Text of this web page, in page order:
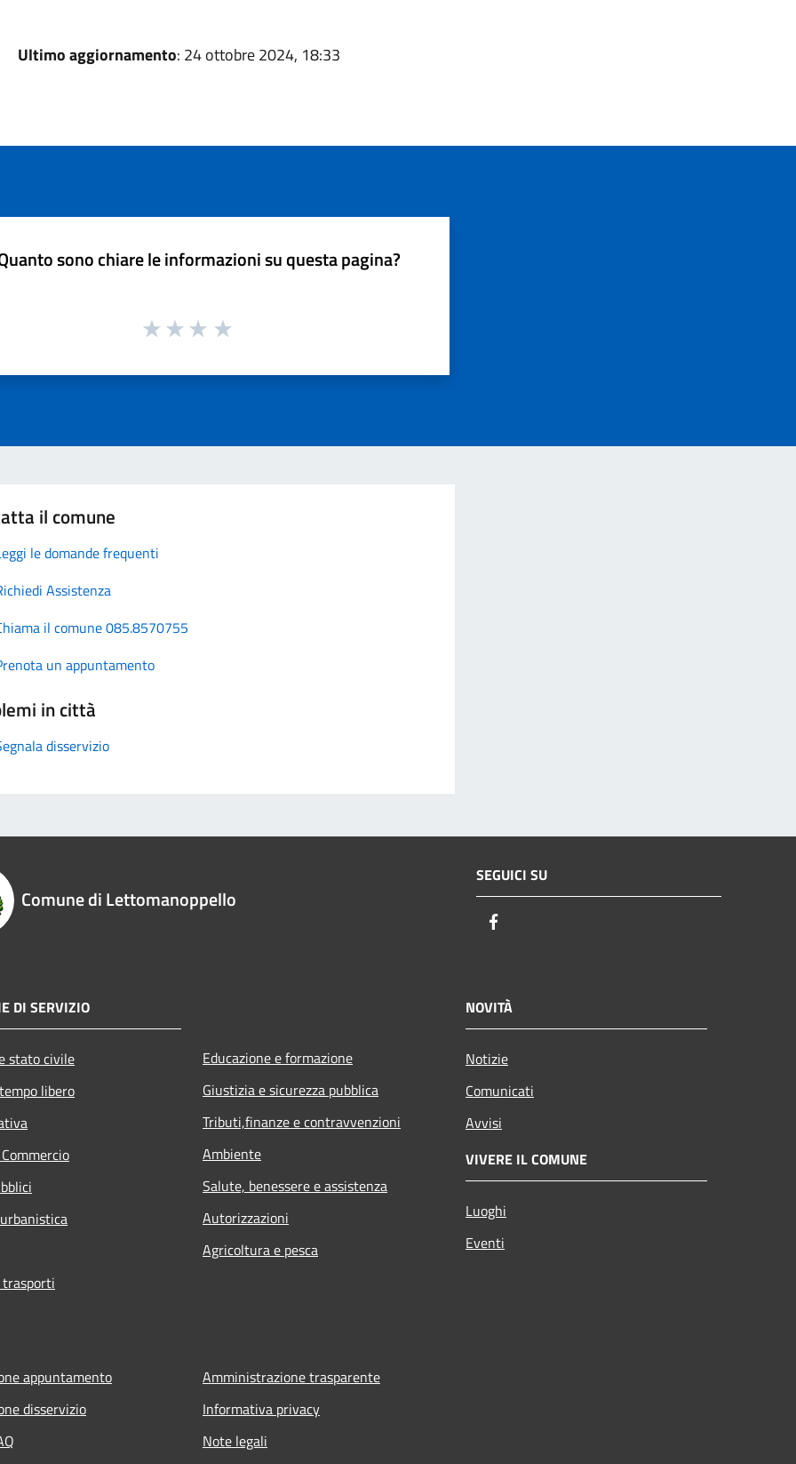
Ultimo aggiornamento: 24 ottobre 2024, 18:33
sono chiare le informazioni su questa pagina?
il comune
le domande frequenti
Assistenza
il comune 085.8570755
un appuntamento
in città
disservizio
Comune di Lettomanoppello
SEGUICI SU
DI SERVIZIO
stato civile
libero
Educazione e formazione
Giustizia e sicurezza pubblica
Tributi,finanze e contravvenzioni
Ambiente
Salute, benessere e assistenza
Autorizzazioni
Agricoltura e pesca
NOVITÀ
Notizie
Comunicati
Avvisi
VIVERE IL COMUNE
Luoghi
Eventi
appuntamento
disservizio
Amministrazione trasparente
Informativa privacy
Note legali